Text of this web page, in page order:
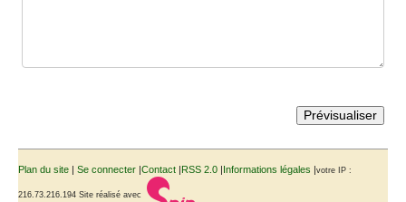
Plan du site Se connecter Contact RSS 2.0 Informations légales votre IP :
216.73.216.194 Site réalisé avec